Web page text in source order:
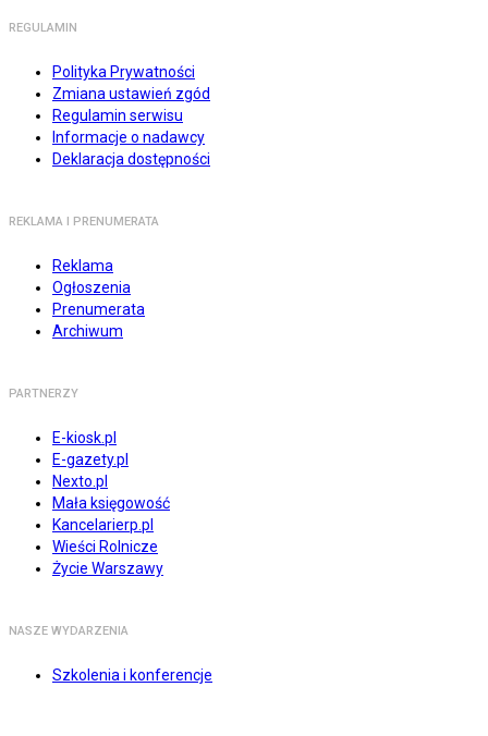
REGULAMIN
Polityka Prywatności
Zmiana ustawień zgód
Regulamin serwisu
Informacje o nadawcy
Deklaracja dostępności
REKLAMA I PRENUMERATA
Reklama
Ogłoszenia
Prenumerata
Archiwum
PARTNERZY
E-kiosk.pl
E-gazety.pl
Nexto.pl
Mała księgowość
Kancelarierp.pl
Wieści Rolnicze
Życie Warszawy
NASZE WYDARZENIA
Szkolenia i konferencje